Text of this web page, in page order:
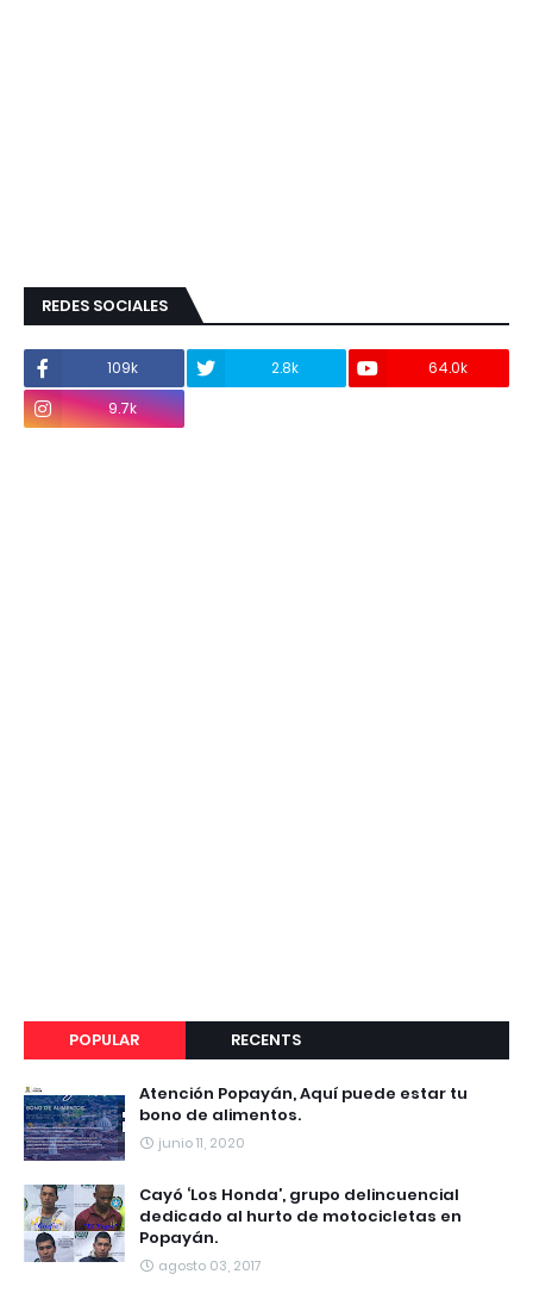
REDES SOCIALES
109k 2.8k
64.0k
9.7k
POPULAR RECENTS
Atención Popayán, Aquí puede estar tu
bono de alimentos.
junio 11, 2020
Cayó ‘Los Honda’, grupo delincuencial
dedicado al hurto de motocicletas en
Popayán.
agosto 03, 2017